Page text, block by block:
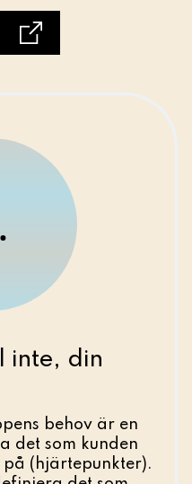
inte, din
behov är en
det som kunden
(hjärtepunkter).